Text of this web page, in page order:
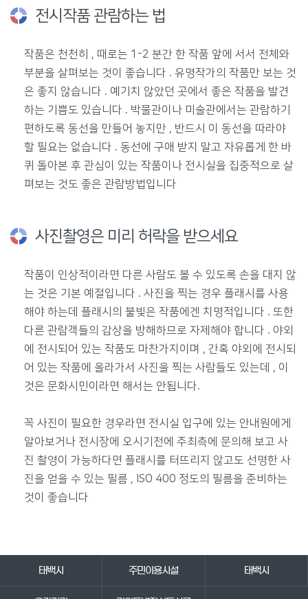
전시작품 관람하는 법
작품은 천천히 , 때로는 1-2 분간 한 작품 앞에 서서 전체와
부분을 살펴보는 것이 좋습니다 . 유명작가의 작품만 보는 것
은 좋지 않습니다 . 예기치 않았던 곳에서 좋은 작품을 발견
하는 기쁨도 있습니다 . 박물관이나 미술관에서는 관람하기
편하도록 동선을 만들어 놓지만 , 반드시 이 동선을 따라야
할 필요는 없습니다 . 동선에 구애 받지 말고 자유롭게 한 바
퀴 돌아본 후 관심이 있는 작품이나 전시실을 집중적으로 살
펴보는 것도 좋은 관람방법입니다
사진촬영은 미리 허락을 받으세요
작품이 인상적이라면 다른 사람도 볼 수 있도록 손을 대지 않
는 것은 기본 예절입니다 . 사진을 찍는 경우 플래시를 사용
해야 하는데 플래시의 불빛은 작품에겐 치명적입니다 . 또한
다른 관람객들의 감상을 방해하므로 자제해야 합니다 . 야외
에 전시되어 있는 작품도 마찬가지이며 , 간혹 야외에 전시되
어 있는 작품에 올라가서 사진을 찍는 사람들도 있는데 , 이
것은 문화시민이라면 해서는 안됩니다.
꼭 사진이 필요한 경우라면 전시실 입구에 있는 안내원에게
알아보거나 전시장에 오시기전에 주최측에 문의해 보고 사
진 촬영이 가능하다면 플래시를 터뜨리지 않고도 선명한 사
진을 얻을 수 있는 필름 , ISO 400 정도의 필름을 준비하는
것이 좋습니다
태백시 주민이용시설 태백시